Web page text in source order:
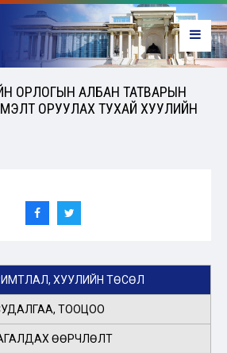
ОРЛОГЫН АЛБАН ТАТВАРЫН
ОРУУЛАХ ТУХАЙ ХУУЛИЙН
ХУУЛИЙН ТӨСӨЛ
ТООЦОО
ӨӨРЧЛӨЛТ